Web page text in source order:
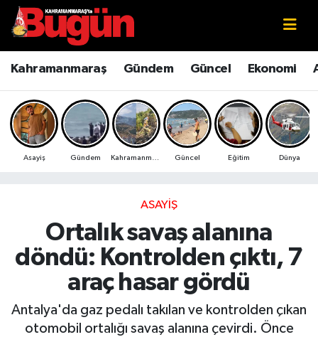
Kahramanmaraş Gündem Güncel Ekonomi
Asayiş Gündem Güncel Eğitim Dünya
ASAYIŞ
Ortalık savaş alanına
döndü: Kontrolden çıktı, 7
araç hasar gördü
Antalya'da gaz pedalı takılan ve kontrolden çıkan
otomobil ortalığı savaş alanına çevirdi. Önce
Kahramanmaraş
Kahramanmaraş Sokak Röportajları
Bilim ve Teknoloji
Çevre
Ekonomi
Güncel
Kahramanmaraş Nöbetçi Eczaneler
Kahramanmaraş Hava Durumu
Kahramanmaraş Namaz Vakitleri
Kahramanmaraş Trafik Yoğunluk Haritası
Süper Lig Puan Durumu ve Fikstür
Tüm Manşetler
Son Dakika Haberleri
Haber Arşivi